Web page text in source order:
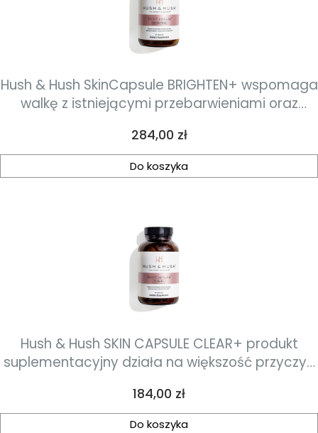
Hush & Hush SkinCapsule BRIGHTEN+ wspomaga
walkę z istniejącymi przebarwieniami oraz
Cena
284,00 zł
Do koszyka
Hush & Hush SKIN CAPSULE CLEAR+ produkt
suplementacyjny działa na większość przyczyn
Cena
184,00 zł
Do koszyka